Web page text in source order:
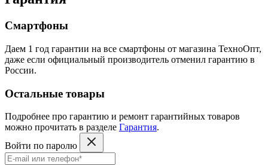
Смартфоны
Даем 1 год гарантии на все смартфоны от магазина ТехноОпт,
даже если официальный производитель отменил гарантию в
России.
Остальные товары
Подробнее про гарантию и ремонт гарантийных товаров
можно прочитать в разделе Гарантия.
Войти по паролю